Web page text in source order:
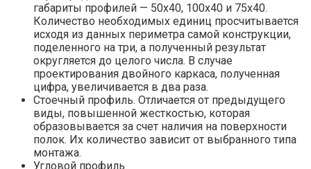
габариты профилей — 50х40, 100х40 и 75х40.
Количество необходимых единиц просчитывается
исходя из данных периметра самой конструкции,
поделенного на три, а полученный результат
округляется до целого числа. В случае
проектирования двойного каркаса, полученная
цифра, увеличивается в два раза.
Стоечный профиль. Отличается от предыдущего
виды, повышенной жесткостью, которая
образовывается за счет наличия на поверхности
полок. Их количество зависит от выбранного типа
монтажа.
Угловой профиль.